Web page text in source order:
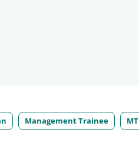
Management Trainee MT